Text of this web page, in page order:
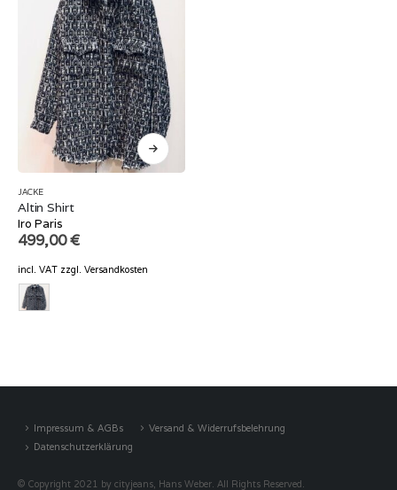
JACKE
Altin Shirt
Iro Paris
499,00€
incl. VAT zzgl. Versandkosten
Impressum & AGBs
Versand & Widerrufsbelehrung
Datenschutzerklärung
© Copyright 2021 by cityjeans, Hans Weber. All Rights Reserved.